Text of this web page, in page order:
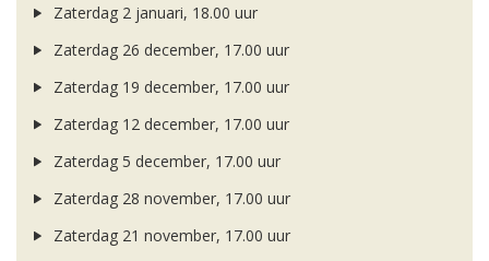
Zaterdag 2 januari, 18.00 uur
Zaterdag 26 december, 17.00 uur
Zaterdag 19 december, 17.00 uur
Zaterdag 12 december, 17.00 uur
Zaterdag 5 december, 17.00 uur
Zaterdag 28 november, 17.00 uur
Zaterdag 21 november, 17.00 uur